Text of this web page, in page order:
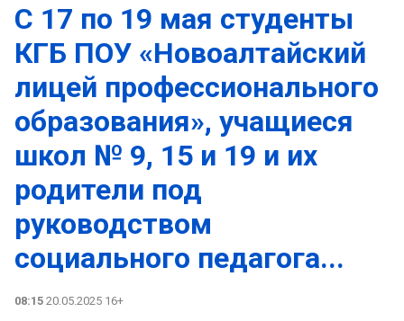
С 17 по 19 мая студенты
КГБ ПОУ «Новоалтайский
лицей профессионального
образования», учащиеся
школ № 9, 15 и 19 и их
родители под
руководством
социального педагога...
08:15 20.05.2025 16+